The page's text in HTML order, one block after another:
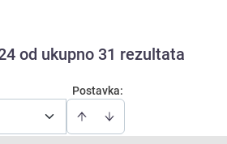
od ukupno 31 rezultata
Postavka: